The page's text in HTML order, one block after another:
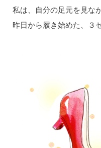
私は、自分の足元を見な
昨日から履き始めた、３